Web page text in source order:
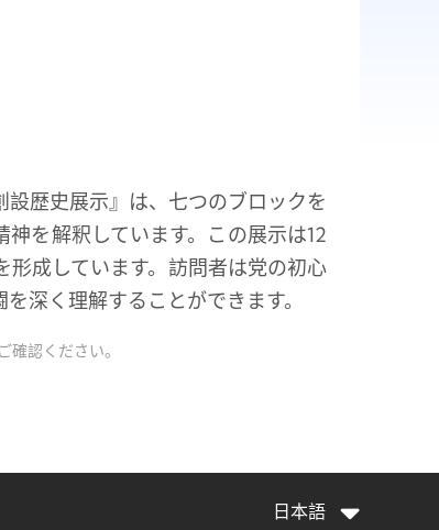
歴史展示』は、七つのブロックを
を解釈しています。この展示は12
成しています。訪問者は党の初心
深く理解することができます。
認ください。
日本語